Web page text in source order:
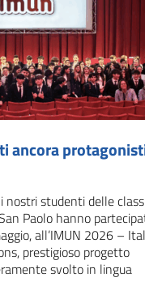
ancora
nostri studenti delle
Paolo hanno
all’IMUN 2026 –
prestigioso progetto
svolto in lingua